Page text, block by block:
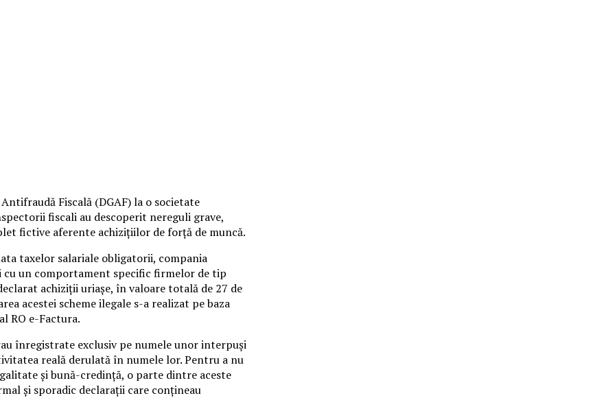
Fiscală (DGAF) la o societate
fiscali au descoperit nereguli grave,
fictive aferente achizițiilor de forță de muncă.
taxelor salariale obligatorii, compania
un comportament specific firmelor de tip
achiziții uriașe, în valoare totală de 27 de
acestei scheme ilegale s-a realizat pe baza
RO e-Factura.
înregistrate exclusiv pe numele unor interpuși
reală derulată în numele lor. Pentru a nu
și bună-credință, o parte dintre aceste
și sporadic declarații care conțineau